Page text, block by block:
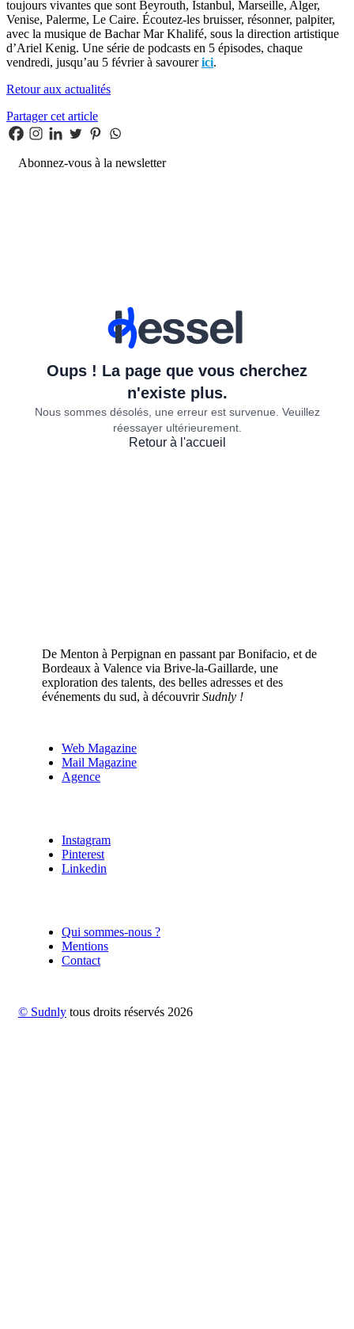
toujours vivantes que sont Beyrouth, Istanbul, Marseille, Alger,
Venise, Palerme, Le Caire. Écoutez-les bruisser, résonner, palpiter,
avec la musique de Bachar Mar Khalifé, sous la direction artistique
d’Ariel Kenig. Une série de podcasts en 5 épisodes, chaque
vendredi, jusqu’au 5 février à savourerici.
Retour aux actualités
Partager cet article
Abonnez-vous à la newsletter
De Menton à Perpignan en passant par Bonifacio, et de
Bordeaux à Valence via Brive-la-Gaillarde, une
exploration des talents, des belles adresses et des
événements du sud, à découvrirSudnly !
Web Magazine
Mail Magazine
Agence
Instagram
Pinterest
Linkedin
Qui sommes-nous ?
Mentions
Contact
© Sudnly tous droits réservés 2026